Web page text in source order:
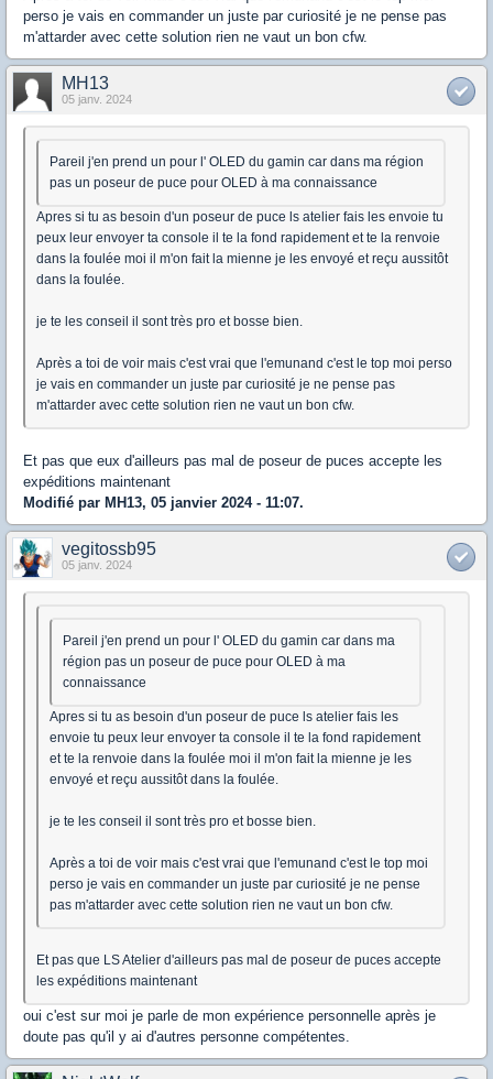
perso je vais en commander un juste par curiosité je ne pense pas
m'attarder avec cette solution rien ne vaut un bon cfw.
MH13
05 janv. 2024
Pareil j'en prend un pour l' OLED du gamin car dans ma région
pas un poseur de puce pour OLED à ma connaissance
Apres si tu as besoin d'un poseur de puce ls atelier fais les envoie tu
peux leur envoyer ta console il te la fond rapidement et te la renvoie
dans la foulée moi il m'on fait la mienne je les envoyé et reçu aussitôt
dans la foulée.
je te les conseil il sont très pro et bosse bien.
Après a toi de voir mais c'est vrai que l'emunand c'est le top moi perso
je vais en commander un juste par curiosité je ne pense pas
m'attarder avec cette solution rien ne vaut un bon cfw.
Et pas que eux d'ailleurs pas mal de poseur de puces accepte les
expéditions maintenant
Modifié par MH13, 05 janvier 2024 - 11:07.
vegitossb95
05 janv. 2024
Pareil j'en prend un pour l' OLED du gamin car dans ma
région pas un poseur de puce pour OLED à ma
connaissance
Apres si tu as besoin d'un poseur de puce ls atelier fais les
envoie tu peux leur envoyer ta console il te la fond rapidement
et te la renvoie dans la foulée moi il m'on fait la mienne je les
envoyé et reçu aussitôt dans la foulée.
je te les conseil il sont très pro et bosse bien.
Après a toi de voir mais c'est vrai que l'emunand c'est le top moi
perso je vais en commander un juste par curiosité je ne pense
pas m'attarder avec cette solution rien ne vaut un bon cfw.
Et pas que LS Atelier d'ailleurs pas mal de poseur de puces accepte
les expéditions maintenant
oui c'est sur moi je parle de mon expérience personnelle après je
doute pas qu'il y ai d'autres personne compétentes.